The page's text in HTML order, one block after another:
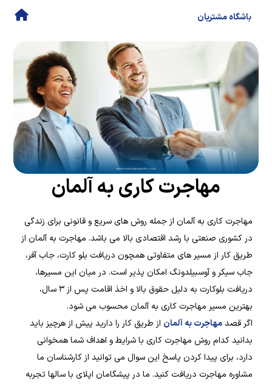
باشگاه مشتریان
مهاجرت کاری به آلمان
مهاجرت کاری به آلمان از جمله روش های سریع و قانونی برای زندگی
در کشوری صنعتی با رشد اقتصادی بالا می باشد. مهاجرت به آلمان از
طریق کار از مسیر های متفاوتی همچون دریافت بلو کارت، جاب آفر،
جاب سیکر و آوسبیلدونگ امکان پذیر است. در میان این مسیرها،
دریافت بلوکارت به دلیل حقوق بالا و اخذ اقامت پس از ۳ سال،
بهترین مسیر مهاجرت کاری به آلمان محسوب می شود.
اگر قصدمهاجرت به آلمان از طریق کار را دارید پیش از هرچیز باید
بدانید کدام روش مهاجرت کاری با شرایط و اهداف شما همخوانی
دارد، برای پیدا کردن پاسخ این سوال می توانید از کارشناسان ما
مشاوره مهاجرت دریافت کنید. ما در پیشگامان اپلای با سالها تجربه